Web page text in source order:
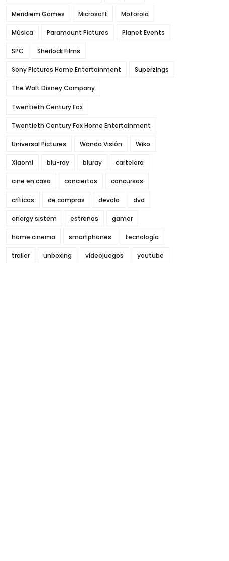
Meridiem Games Microsoft Motorola
Música Paramount Pictures Planet Events
SPC Sherlock Films
Sony Pictures Home Entertainment Superzings
The Walt Disney Company
Twentieth Century Fox
Twentieth Century Fox Home Entertainment
Universal Pictures Wanda Visión Wiko
Xiaomi blu-ray bluray cartelera
cine en casa conciertos concursos
críticas de compras devolo dvd
energy sistem estrenos gamer
home cinema smartphones tecnología
trailer unboxing videojuegos youtube